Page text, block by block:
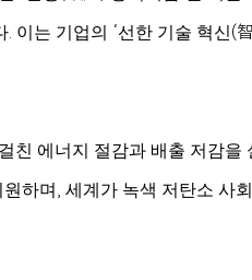
는 기업의 ‘선한 기술 혁신(
친 에너지 절감과 배출 저감을
하며, 세계가 녹색 저탄소 사